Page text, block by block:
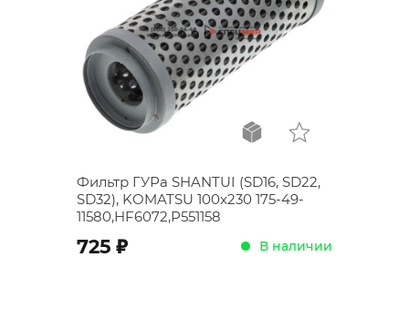
Фильтр ГУРа SHANTUI (SD16, SD22,
SD32), KOMATSU 100x230 175-49-
11580,HF6072,P551158
725 ; В наличии